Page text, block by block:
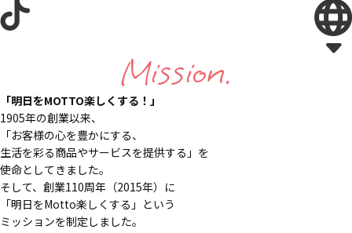
Mission.
「明日をMOTTO楽しくする！」
1905年の創業以来、
「お客様の心を豊かにする、
生活を彩る商品やサービスを提供する」を
使命としてきました。
そして、創業110周年（2015年）に
「明日をMotto楽しくする」という
ミッションを制定しました。